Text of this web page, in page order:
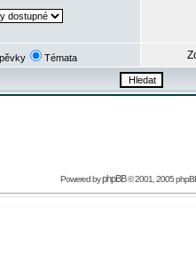
Témata
Powered byphpBB© 2001, 2005